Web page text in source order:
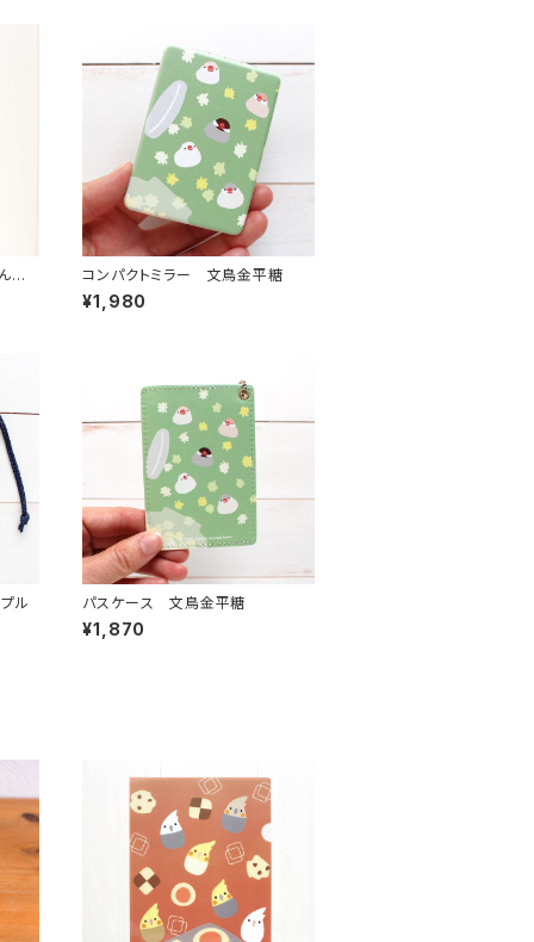
ぺ コンパクトミラー 文鳥金平糖
¥1,980
ル パスケース 文鳥金平糖
¥1,870